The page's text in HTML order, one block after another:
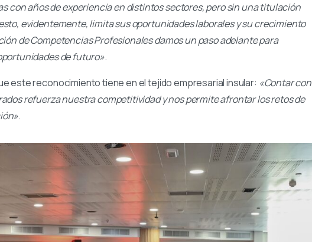
con años de experiencia en distintos sectores, pero sin una titulación
evidentemente, limita sus oportunidades laborales y su crecimiento
de Competencias Profesionales damos un paso adelante para
de futuro».
este reconocimiento tiene en el tejido empresarial insular: «Contar con
refuerza nuestra competitividad y nos permite afrontar los retos de
.